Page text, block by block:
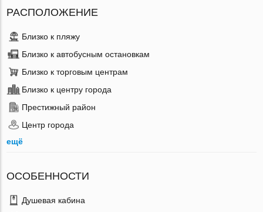
РАСПОЛОЖЕНИЕ
Близко к пляжу
Близко к автобусным остановкам
Близко к торговым центрам
Близко к центру города
Престижный район
Центр города
ещё
ОСОБЕННОСТИ
Душевая кабина